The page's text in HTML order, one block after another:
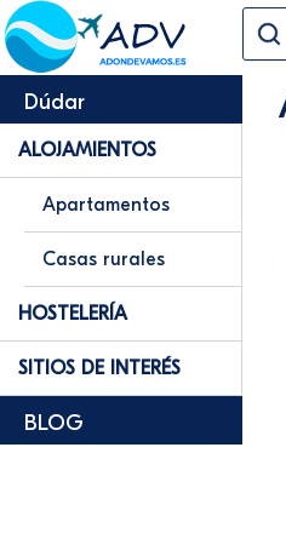
Dúdar
ALOJAMIENTOS
Apartamentos
Casas rurales
HOSTELERÍA
SITIOS DE INTERÉS
BLOG